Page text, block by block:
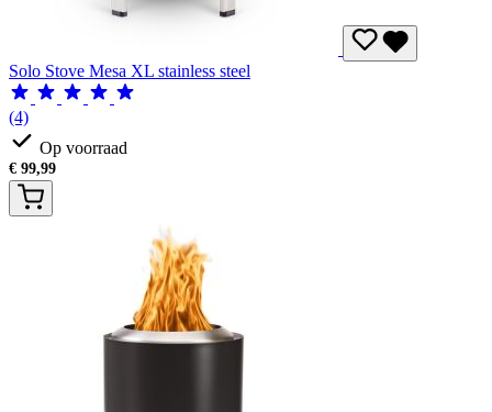
Solo Stove Mesa XL stainless steel
(4)
Op voorraad
€ 99,99